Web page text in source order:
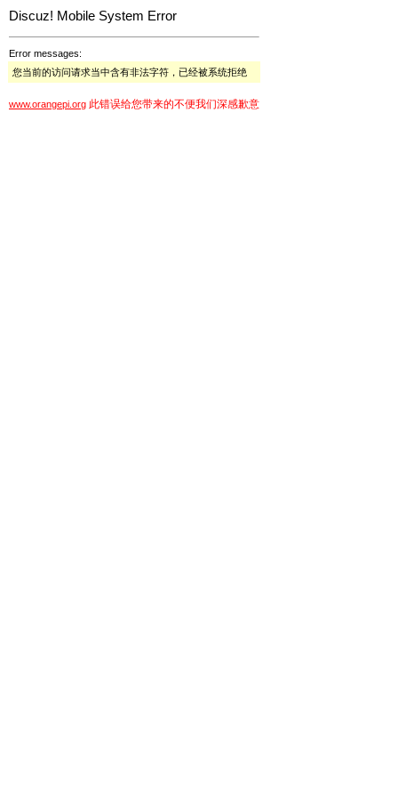
Discuz! Mobile System Error
Error messages:
您当前的访问请求当中含有非法字符，已经被系统拒绝
www.orangepi.org 此错误给您带来的不便我们深感歉意